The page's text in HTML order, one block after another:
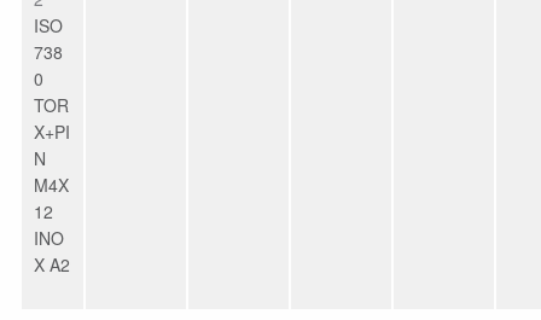
ISO
738
0
TOR
X+PI
N
M4X
12
INO
X A2